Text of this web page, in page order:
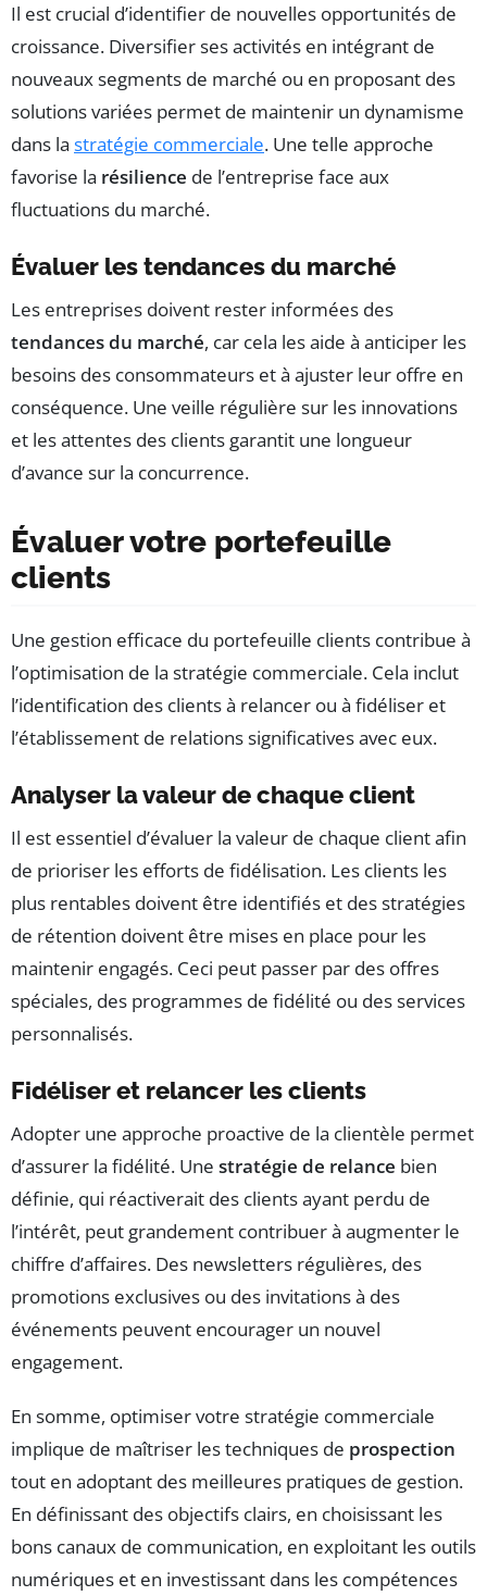
Il est crucial d’identifier de nouvelles opportunités de
croissance. Diversifier ses activités en intégrant de
nouveaux segments de marché ou en proposant des
solutions variées permet de maintenir un dynamisme
dans la stratégie commerciale. Une telle approche
favorise la résilience de l’entreprise face aux
fluctuations du marché.
Évaluer les tendances du marché
Les entreprises doivent rester informées des
tendances du marché, car cela les aide à anticiper les
besoins des consommateurs et à ajuster leur offre en
conséquence. Une veille régulière sur les innovations
et les attentes des clients garantit une longueur
d’avance sur la concurrence.
Évaluer votre portefeuille
clients
Une gestion efficace du portefeuille clients contribue à
l’optimisation de la stratégie commerciale. Cela inclut
l’identification des clients à relancer ou à fidéliser et
l’établissement de relations significatives avec eux.
Analyser la valeur de chaque client
Il est essentiel d’évaluer la valeur de chaque client afin
de prioriser les efforts de fidélisation. Les clients les
plus rentables doivent être identifiés et des stratégies
de rétention doivent être mises en place pour les
maintenir engagés. Ceci peut passer par des offres
spéciales, des programmes de fidélité ou des services
personnalisés.
Fidéliser et relancer les clients
Adopter une approche proactive de la clientèle permet
d’assurer la fidélité. Une stratégie de relance bien
définie, qui réactiverait des clients ayant perdu de
l’intérêt, peut grandement contribuer à augmenter le
chiffre d’affaires. Des newsletters régulières, des
promotions exclusives ou des invitations à des
événements peuvent encourager un nouvel
engagement.
En somme, optimiser votre stratégie commerciale
implique de maîtriser les techniques de prospection
tout en adoptant des meilleures pratiques de gestion.
En définissant des objectifs clairs, en choisissant les
bons canaux de communication, en exploitant les outils
numériques et en investissant dans les compétences